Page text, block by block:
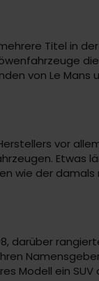
Titel in
von Le Mans
vor
Etwas
wie der
darüber
Modell ein SUV